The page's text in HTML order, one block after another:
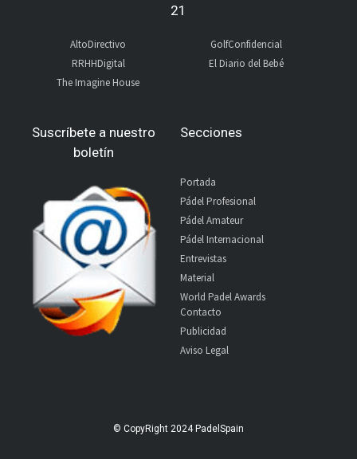
21
AltoDirectivo
RRHHDigital
The Imagine House
GolfConfidencial
El Diario del Bebé
Suscríbete a nuestro
boletín
Secciones
Portada
Pádel Profesional
Pádel Amateur
Pádel Internacional
Entrevistas
Material
World Padel Awards
Contacto
Publicidad
Aviso Legal
© CopyRight 2024 PadelSpain